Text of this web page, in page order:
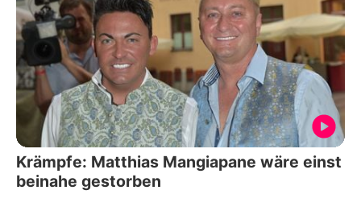
Krämpfe: Matthias Mangiapane wäre einst
beinahe gestorben